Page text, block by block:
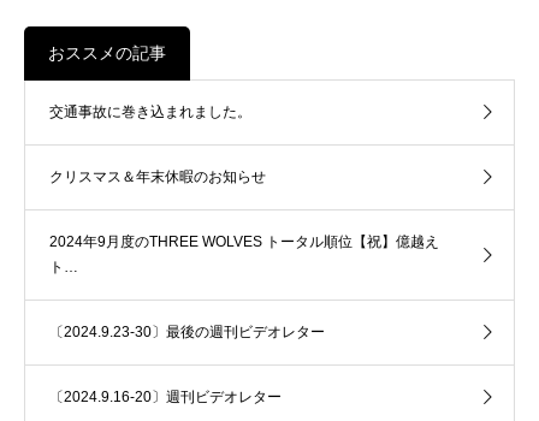
おススメの記事
交通事故に巻き込まれました。
クリスマス＆年末休暇のお知らせ
2024年9月度のTHREE WOLVES トータル順位【祝】億越え
ト…
〔2024.9.23-30〕最後の週刊ビデオレター
〔2024.9.16-20〕週刊ビデオレター